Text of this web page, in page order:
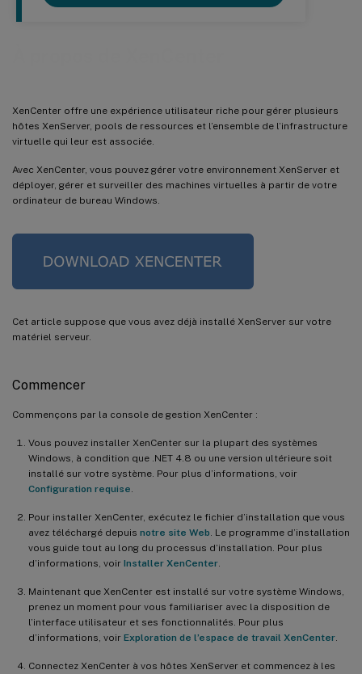
XenCenter offre une expérience utilisateur riche pour gérer plusieurs
hôtes XenServer, pools de ressources et l’ensemble de l’infrastructure
virtuelle qui leur est associée.
Avec XenCenter, vous pouvez gérer votre environnement XenServer et
déployer, gérer et surveiller des machines virtuelles à partir de votre
ordinateur de bureau Windows.
Cet article suppose que vous avez déjà installé XenServer sur votre
matériel serveur.
Commencer
Commençons par la console de gestion XenCenter :
Vous pouvez installer XenCenter sur la plupart des systèmes
Windows, à condition que .NET 4.8 ou une version ultérieure soit
installé sur votre système. Pour plus d’informations, voir
Configuration requise
Pour installer XenCenter, exécutez le fichier d’installation que vous
avez téléchargé depuis notre site Web . Le programme d’installation
vous guide tout au long du processus d’installation. Pour plus
d’informations, voir Installer XenCenter
Maintenant que XenCenter est installé sur votre système Windows,
prenez un moment pour vous familiariser avec la disposition de
l’interface utilisateur et ses fonctionnalités. Pour plus
d’informations, voir Exploration de l’espace de travail XenCenter
Connectez XenCenter à vos hôtes XenServer et commencez à les